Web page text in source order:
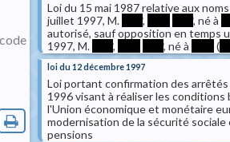
Loi du 15 mai 1987 relative aux
juillet 1997, M.
, , né à
autorisé, sauf opposition en temps
1997, M.
, , né à (
loi du 12 décembre 1997
Loi portant confirmation des
1996 visant à réaliser les
l'Union économique et monétaire
modernisation de la sécurité
pensions